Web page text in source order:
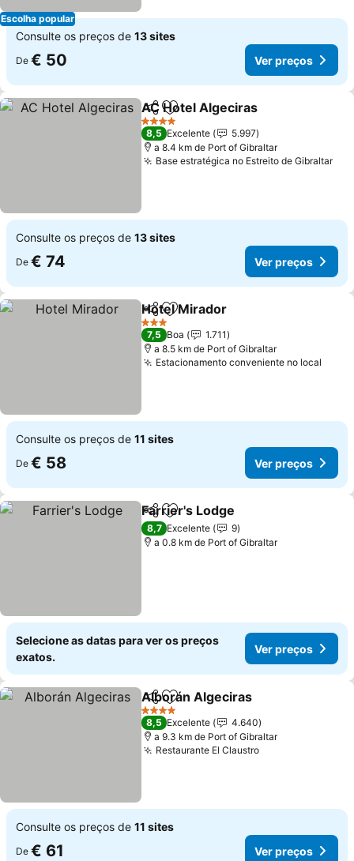
Escolha popular
Consulte os preços de 13 sites
De € 50 Ver preços
PartilharAdicionar aos favoritos
AC Hotel Algeciras
4 Estrelas
8,5 Excelente
5.997
a 8.4 km de Port of Gibraltar
Base estratégica no Estreito de Gibraltar
Consulte os preços de 13 sites
De € 74 Ver preços
PartilharAdicionar aos favoritos
Hotel Mirador
3 Estrelas
7,5 Boa
1.711
a 8.5 km de Port of Gibraltar
Estacionamento conveniente no local
Consulte os preços de 11 sites
De € 58 Ver preços
PartilharAdicionar aos favoritos
Farrier's Lodge
8,7 Excelente
9
a 0.8 km de Port of Gibraltar
Selecione as datas para ver os preços
exatos.
Ver preços
PartilharAdicionar aos favoritos
Alborán Algeciras
4 Estrelas
8,5 Excelente
4.640
a 9.3 km de Port of Gibraltar
Restaurante El ClaustroVer preços
Consulte os preços de 11 sites
De € 61 Ver preços